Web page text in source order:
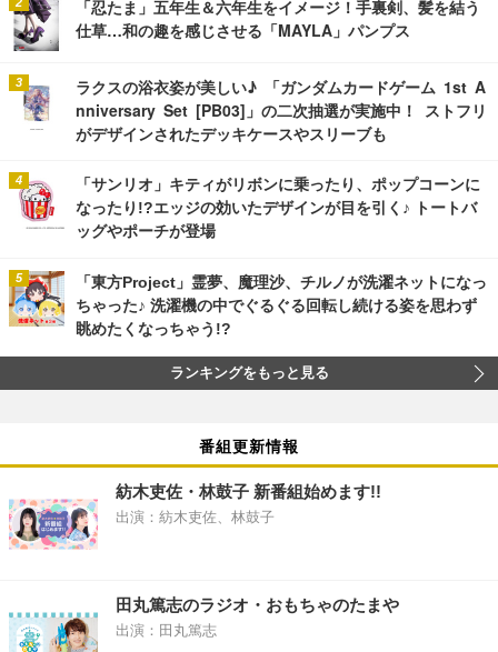
「忍たま」五年生＆六年生をイメージ！手裏剣、髪を結う
仕草…和の趣を感じさせる「MAYLA」パンプス
ラクスの浴衣姿が美しい♪ 「ガンダムカードゲーム 1st A
nniversary Set [PB03]」の二次抽選が実施中！ ストフリ
がデザインされたデッキケースやスリーブも
「サンリオ」キティがリボンに乗ったり、ポップコーンに
なったり!?エッジの効いたデザインが目を引く♪ トートバ
ッグやポーチが登場
「東方Project」霊夢、魔理沙、チルノが洗濯ネットになっ
ちゃった♪ 洗濯機の中でぐるぐる回転し続ける姿を思わず
眺めたくなっちゃう!?
ランキングをもっと見る
番組更新情報
紡木吏佐・林鼓子 新番組始めます!!
出演：紡木吏佐、林鼓子
田丸篤志のラジオ・おもちゃのたまや
出演：田丸篤志